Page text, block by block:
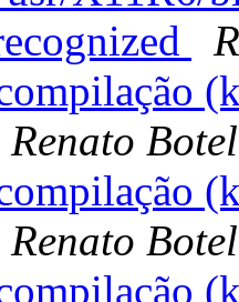
Renato
Renato